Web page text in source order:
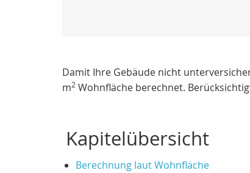
Damit Ihre Gebäude nicht
m2 Wohnfläche berechnet.
Kapitelübersicht
Berechnung laut Wohnfläche